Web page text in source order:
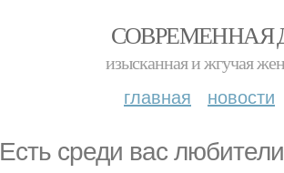
СОВРЕМЕННАЯ
изысканная и жгучая
главная новости
Есть среди вас